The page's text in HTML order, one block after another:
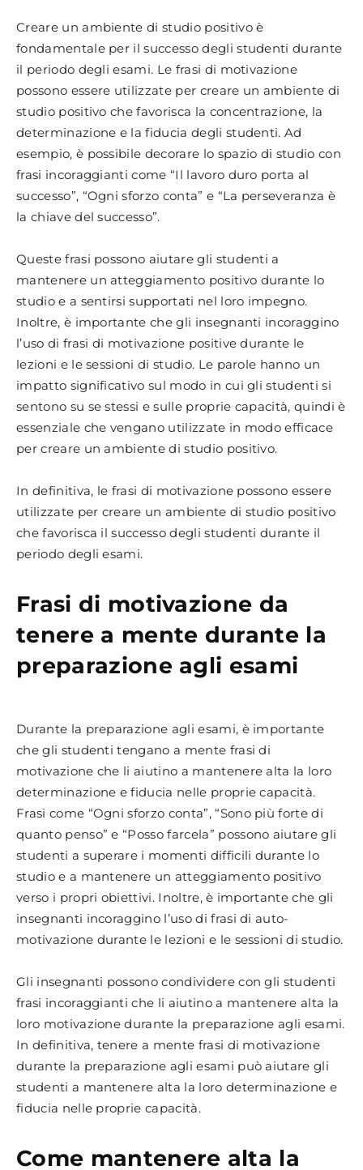
Creare un ambiente di studio positivo è
fondamentale per il successo degli studenti durante
il periodo degli esami. Le frasi di motivazione
possono essere utilizzate per creare un ambiente di
studio positivo che favorisca la concentrazione, la
determinazione e la fiducia degli studenti. Ad
esempio, è possibile decorare lo spazio di studio con
frasi incoraggianti come “Il lavoro duro porta al
successo”, “Ogni sforzo conta” e “La perseveranza è
la chiave del successo”.
Queste frasi possono aiutare gli studenti a
mantenere un atteggiamento positivo durante lo
studio e a sentirsi supportati nel loro impegno.
Inoltre, è importante che gli insegnanti incoraggino
l’uso di frasi di motivazione positive durante le
lezioni e le sessioni di studio. Le parole hanno un
impatto significativo sul modo in cui gli studenti si
sentono su se stessi e sulle proprie capacità, quindi è
essenziale che vengano utilizzate in modo efficace
per creare un ambiente di studio positivo.
In definitiva, le frasi di motivazione possono essere
utilizzate per creare un ambiente di studio positivo
che favorisca il successo degli studenti durante il
periodo degli esami.
Frasi di motivazione da
tenere a mente durante la
preparazione agli esami
Durante la preparazione agli esami, è importante
che gli studenti tengano a mente frasi di
motivazione che li aiutino a mantenere alta la loro
determinazione e fiducia nelle proprie capacità.
Frasi come “Ogni sforzo conta”, “Sono più forte di
quanto penso” e “Posso farcela” possono aiutare gli
studenti a superare i momenti difficili durante lo
studio e a mantenere un atteggiamento positivo
verso i propri obiettivi. Inoltre, è importante che gli
insegnanti incoraggino l’uso di frasi di auto-
motivazione durante le lezioni e le sessioni di studio.
Gli insegnanti possono condividere con gli studenti
frasi incoraggianti che li aiutino a mantenere alta la
loro motivazione durante la preparazione agli esami.
In definitiva, tenere a mente frasi di motivazione
durante la preparazione agli esami può aiutare gli
studenti a mantenere alta la loro determinazione e
fiducia nelle proprie capacità.
Come mantenere alta la